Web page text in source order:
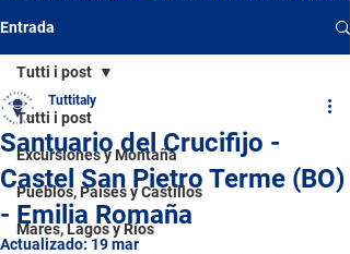
Entrada
Tutti i post
Excursiones y Montaña
Pueblos, Países y Castillos
Mares, Lagos y Ríos
Tutti i post
Santuario del Crucifijo -
Castel San Pietro Terme (BO)
- Emilia Romaña
Tuttitaly
Actualizado: 19 mar